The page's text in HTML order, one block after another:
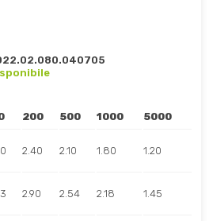
200 500 1000 5000
2.40 2.10 1.80 1.20
2.90 2.54 2.18 1.45